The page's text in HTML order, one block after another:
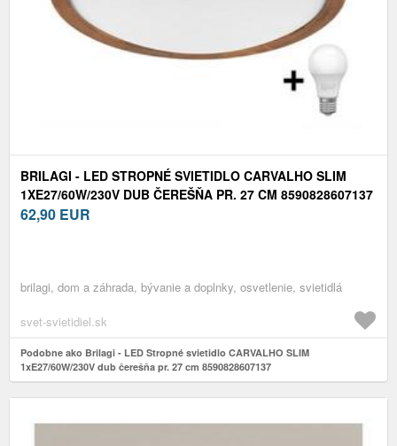
BRILAGI - LED STROPNÉ SVIETIDLO CARVALHO SLIM
1XE27/60W/230V DUB ČEREŠŇA PR. 27 CM 8590828607137
62,90 EUR
brilagi, dom a záhrada, bývanie a doplnky, osvetlenie, svietidlá
svet-svietidiel.sk
Podobne ako Brilagi - LED Stropné svietidlo CARVALHO SLIM
1xE27/60W/230V dub čerešňa pr. 27 cm 8590828607137